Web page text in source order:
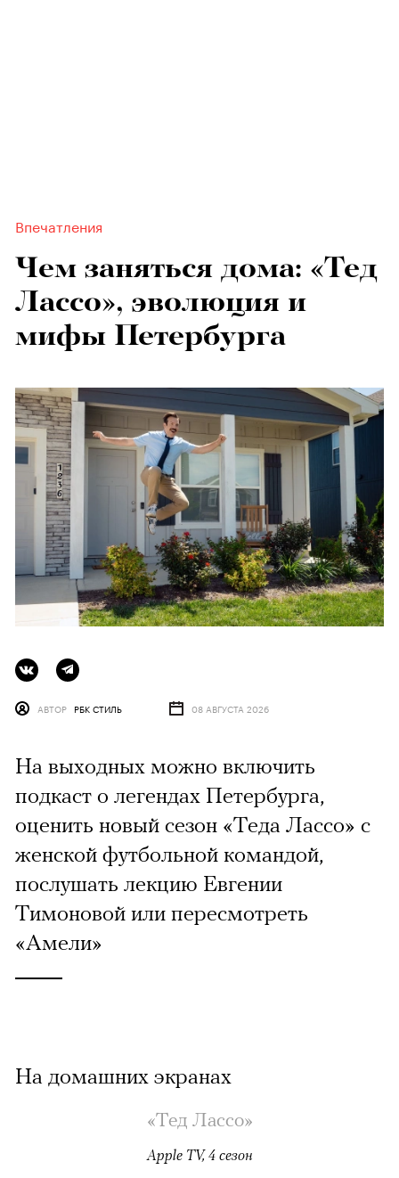
Впечатления
Чем заняться дома: «Тед
Лассо», эволюция и
мифы Петербурга
АВТОР РБК СТИЛЬ 08 АВГУСТА 2026
На выходных можно включить
подкаст о легендах Петербурга,
оценить новый сезон «Теда Лассо» с
женской футбольной командой,
послушать лекцию Евгении
Тимоновой или пересмотреть
«Амели»
На домашних экранах
«Тед Лассо»
Apple TV, 4 сезон